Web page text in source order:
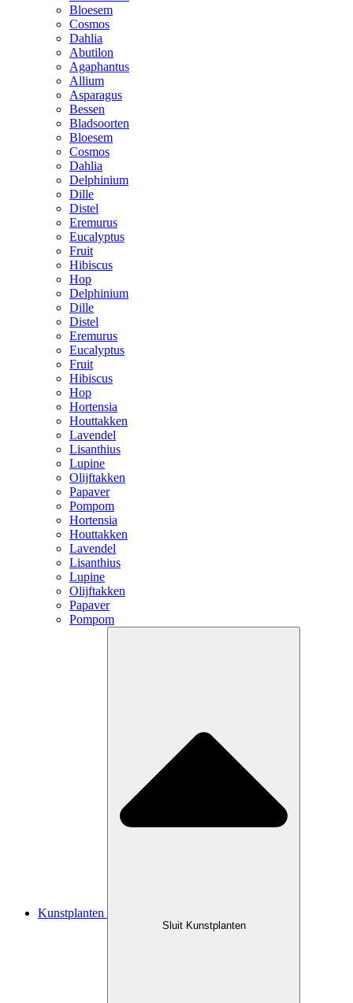
Bloesem
Cosmos
Dahlia
Abutilon
Agaphantus
Allium
Asparagus
Bessen
Bladsoorten
Bloesem
Cosmos
Dahlia
Delphinium
Dille
Distel
Eremurus
Eucalyptus
Fruit
Hibiscus
Hop
Delphinium
Dille
Distel
Eremurus
Eucalyptus
Fruit
Hibiscus
Hop
Hortensia
Houttakken
Lavendel
Lisanthius
Lupine
Olijftakken
Papaver
Pompom
Hortensia
Houttakken
Lavendel
Lisanthius
Lupine
Olijftakken
Papaver
Pompom
Kunstplanten
Sluit Kunstplanten